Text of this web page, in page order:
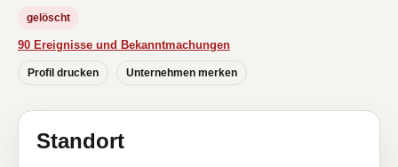
gelöscht
90 Ereignisse und Bekanntmachungen
Profil drucken Unternehmen merken
Standort